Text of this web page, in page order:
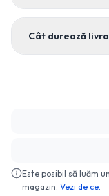
Este posibil să luăm
magazin. Vezi de ce.
Cât durează